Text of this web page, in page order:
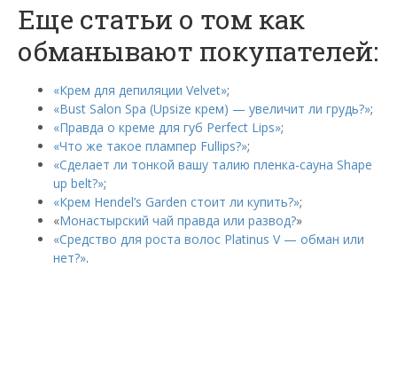
Еще статьи о том как
обманывают покупателей:
«Крем для депиляции Velvet»;
«Bust Salon Spa (Upsize крем) — увеличит ли грудь?»;
«Правда о креме для губ Perfect Lips»;
«Что же такое плампер Fullips?»;
«Сделает ли тонкой вашу талию пленка-сауна Shape
up belt?»;
«Крем Hendel’s Garden стоит ли купить?»;
«Монастырский чай правда или развод?»
«Средство для роста волос Platinus V — обман или
нет?».